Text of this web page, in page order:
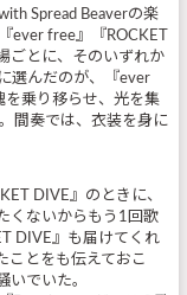
Spread Beaverの楽
ever free』『ROCKET
ごとに、そのいずれか
選んだのが、『ever
を乗り移らせ、光を集
間奏では、衣装を身に
DIVE』のときに、
くないからもう1回歌
DIVE』も届けてくれ
ことをも伝えておこ
いでいた。